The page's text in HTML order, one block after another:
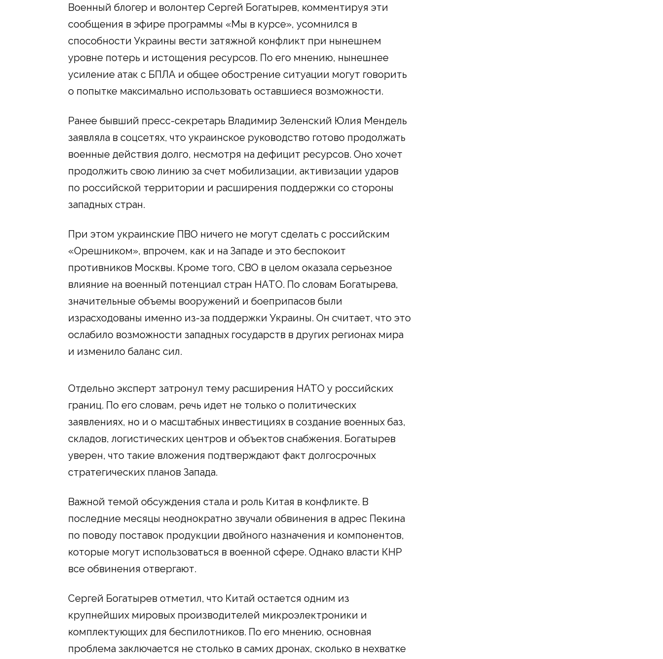
Военный блогер и волонтер Сергей Богатырев, комментируя эти
сообщения в эфире программы «Мы в курсе», усомнился в
способности Украины вести затяжной конфликт при нынешнем
уровне потерь и истощения ресурсов. По его мнению, нынешнее
усиление атак с БПЛА и общее обострение ситуации могут говорить
о попытке максимально использовать оставшиеся возможности.
Ранее бывший пресс-секретарь Владимир Зеленский Юлия Мендель
заявляла в соцсетях, что украинское руководство готово продолжать
военные действия долго, несмотря на дефицит ресурсов. Оно хочет
продолжить свою линию за счет мобилизации, активизации ударов
по российской территории и расширения поддержки со стороны
западных стран.
При этом украинские ПВО ничего не могут сделать с российским
«Орешником», впрочем, как и на Западе и это беспокоит
противников Москвы. Кроме того, СВО в целом оказала серьезное
влияние на военный потенциал стран НАТО. По словам Богатырева,
значительные объемы вооружений и боеприпасов были
израсходованы именно из-за поддержки Украины. Он считает, что это
ослабило возможности западных государств в других регионах мира
и изменило баланс сил.
Отдельно эксперт затронул тему расширения НАТО у российских
границ. По его словам, речь идет не только о политических
заявлениях, но и о масштабных инвестициях в создание военных баз,
складов, логистических центров и объектов снабжения. Богатырев
уверен, что такие вложения подтверждают факт долгосрочных
стратегических планов Запада.
Важной темой обсуждения стала и роль Китая в конфликте. В
последние месяцы неоднократно звучали обвинения в адрес Пекина
по поводу поставок продукции двойного назначения и компонентов,
которые могут использоваться в военной сфере. Однако власти КНР
все обвинения отвергают.
Сергей Богатырев отметил, что Китай остается одним из
крупнейших мировых производителей микроэлектроники и
комплектующих для беспилотников. По его мнению, основная
проблема заключается не столько в самих дронах, сколько в нехватке